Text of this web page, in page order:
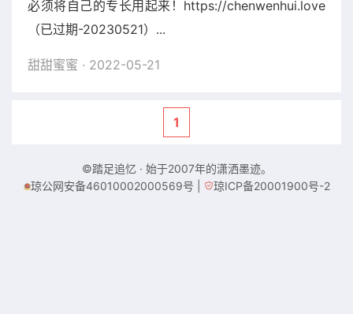
必须将自己的专长用起来！https://chenwenhui.love
（已过期-20230521）...
甜甜蜜蜜 · 2022-05-21
1
©踏足追忆 · 始于2007年的潇洒墨迹。
琼公网安备46010002000569号
琼ICP备20001900号-2